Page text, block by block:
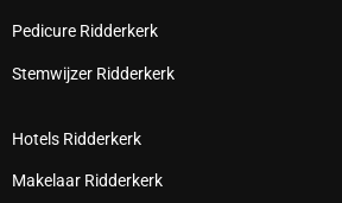
Pedicure Ridderkerk
Stemwijzer Ridderkerk
Hotels Ridderkerk
Makelaar Ridderkerk